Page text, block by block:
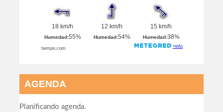
AGENDA
Planificando agenda.